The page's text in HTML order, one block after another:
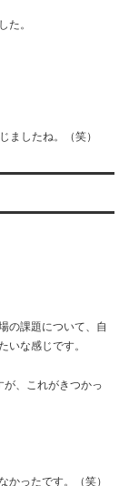
た。
ましたね。（笑）
の課題について、自
いな感じです。
、これがきつかっ
かったです。（笑）